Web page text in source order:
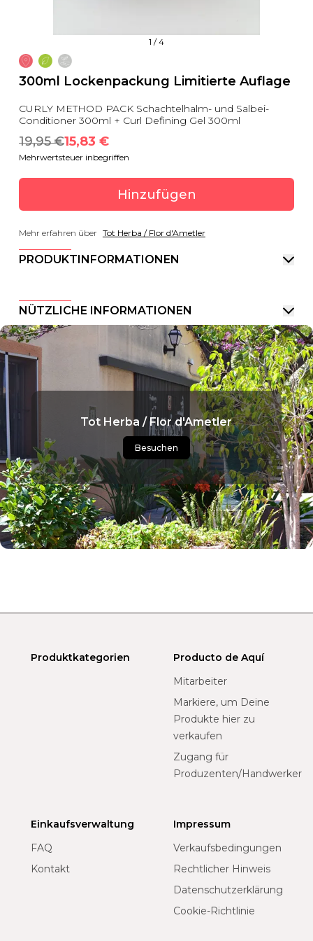
1 /4
300ml Lockenpackung Limitierte Auflage
CURLY METHOD PACK Schachtelhalm- und Salbei-
Conditioner 300ml + Curl Defining Gel 300ml
19,95 €15,83 €
Mehrwertsteuer inbegriffen
Hinzufügen
Mehr erfahren über Tot Herba / Flor d'Ametler
PRODUKTINFORMATIONEN
NÜTZLICHE INFORMATIONEN
Tot Herba / Flor d'Ametler
Besuchen
Produktkategorien
Producto de Aquí
Mitarbeiter
Markiere, um Deine
Produkte hier zu
verkaufen
Zugang für
Produzenten/Handwerker
Einkaufsverwaltung
FAQ
Kontakt
Impressum
Verkaufsbedingungen
Rechtlicher Hinweis
Datenschutzerklärung
Cookie-Richtlinie